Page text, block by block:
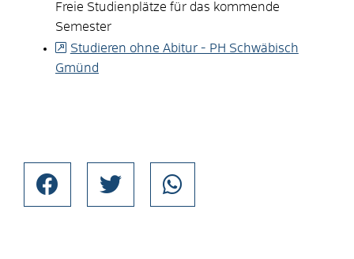
Freie Studienplätze für das kommende
Semester
Studieren ohne Abitur - PH Schwäbisch
Gmünd